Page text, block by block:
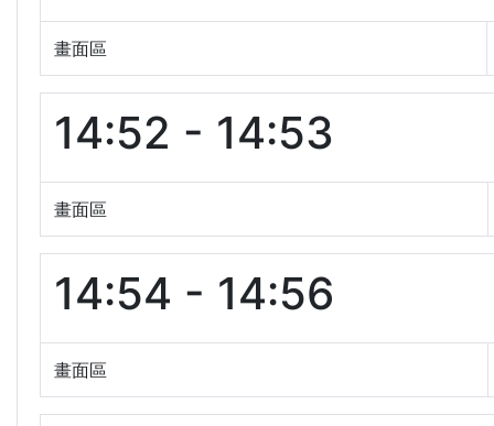
畫面區
14:52 - 14:53
畫面區
14:54 - 14:56
畫面區